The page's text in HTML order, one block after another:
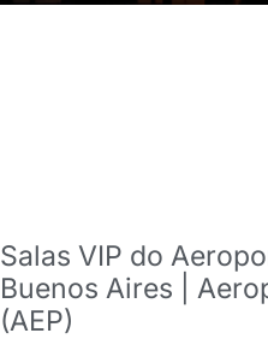
Salas VIP do
Buenos Aires |
(AEP)